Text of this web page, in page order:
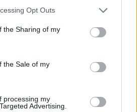
app uses one or more Google
usage behaviour. You may click to
Google and its third-party tags to
specified purposes in below Google
Opt Outs
the Sharing of my
the Sale of my
processing my
Advertising.
spoileres az első etapot a